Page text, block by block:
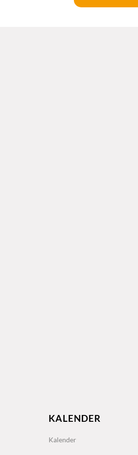
KALENDER
Kalender